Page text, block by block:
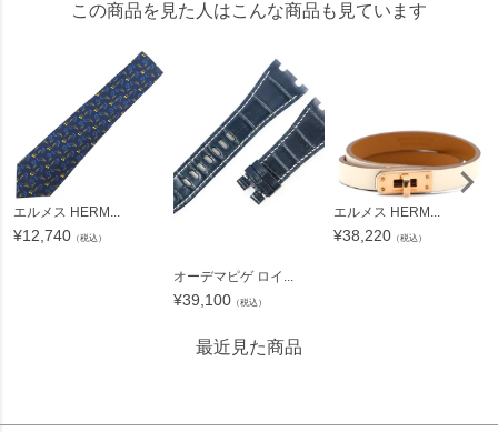
この商品を見た人はこんな商品も見ています
エルメス HERM...
¥12,740 （税込）
オーデマピゲ ロイ...
¥39,100 （税込）
エルメス HERM...
¥38,220 （税込）
最近見た商品